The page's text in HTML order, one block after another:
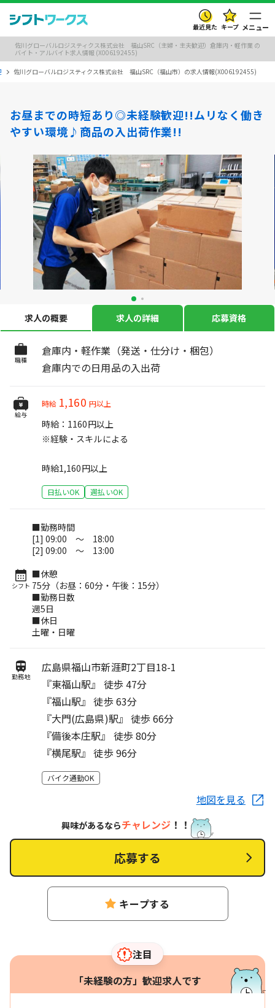
最近見た キープ メニュー
佐川グローバルロジスティクス株式会社 福山SRC（主婦・主夫歓迎）倉庫内・軽作業 の
バイト・アルバイト求人情報 (X006192455)
佐川グローバルロジスティクス株式会社 福山SRC（福山市）の求人情報(X006192455)
お昼までの時短あり◎未経験歓迎!!ムリなく働き
やすい環境♪商品の入出荷作業!!
求人の概要 求人の詳細 応募資格
職種
倉庫内・軽作業（発送・仕分け・梱包）
倉庫内での日用品の入出荷
給与
時給 1,160 円以上
時給：1160円以上
※経験・スキルによる
時給1,160円以上
日払いOK 週払いOK
シフト
■勤務時間
[1] 09:00 ～ 18:00
[2] 09:00 ～ 13:00
■休憩
75分（お昼：60分・午後：15分）
■勤務日数
週5日
■休日
土曜・日曜
勤務地
広島県福山市新涯町2丁目18-1
『東福山駅』 徒歩 47分
『福山駅』 徒歩 63分
『大門(広島県)駅』 徒歩 66分
『備後本庄駅』 徒歩 80分
『横尾駅』 徒歩 96分
バイク通勤OK
地図を見る
キープする
興味があるならチャレンジ ！！
応募する
注目
「未経験の方」歓迎求人です